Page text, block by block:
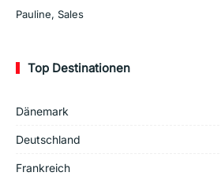
Pauline, Sales
Top Destinationen
Dänemark
Deutschland
Frankreich